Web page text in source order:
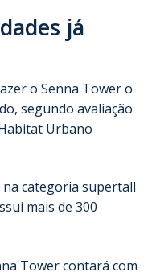
já
o Senna Tower o
segundo avaliação
Urbano
categoria supertall
mais de 300
Tower contará com